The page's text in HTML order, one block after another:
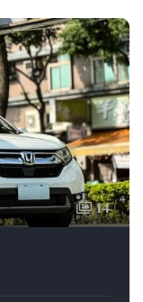
14